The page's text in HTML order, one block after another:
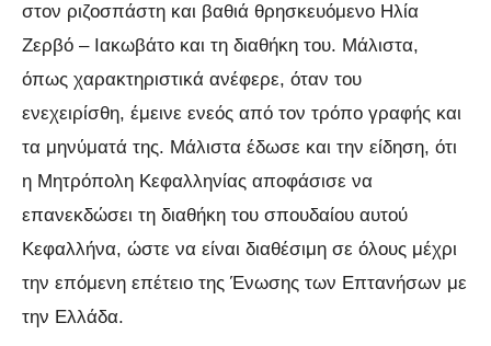
στον ριζοσπάστη και βαθιά θρησκευόμενο Ηλία
Ζερβό – Ιακωβάτο και τη διαθήκη του. Μάλιστα,
όπως χαρακτηριστικά ανέφερε, όταν του
ενεχειρίσθη, έμεινε ενεός από τον τρόπο γραφής και
τα μηνύματά της. Μάλιστα έδωσε και την είδηση, ότι
η Μητρόπολη Κεφαλληνίας αποφάσισε να
επανεκδώσει τη διαθήκη του σπουδαίου αυτού
Κεφαλλήνα, ώστε να είναι διαθέσιμη σε όλους μέχρι
την επόμενη επέτειο της Ένωσης των Επτανήσων με
την Ελλάδα.